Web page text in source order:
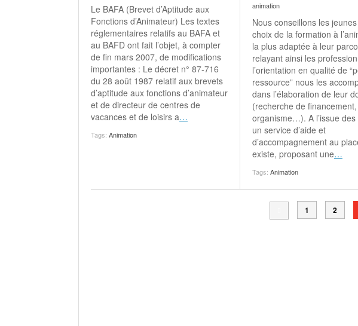
Le BAFA (Brevet d’Aptitude aux
Fonctions d’Animateur) Les textes
réglementaires relatifs au BAFA et
au BAFD ont fait l’objet, à compter
de fin mars 2007, de modifications
importantes : Le décret n° 87-716
du 28 août 1987 relatif aux brevets
d’aptitude aux fonctions d’animateur
et de directeur de centres de
vacances et de loisirs a…
Tags: Animation
animation
Nous conseillons les
choix de la formation à
la plus adaptée à leur
relayant ainsi les
l’orientation en qualité de
ressource” nous les
dans l’élaboration de leur
(recherche de financement,
organisme…). A l’issue des
un service d’aide et
d’accompagnement au
existe, proposant une…
Tags: Animation
1 2